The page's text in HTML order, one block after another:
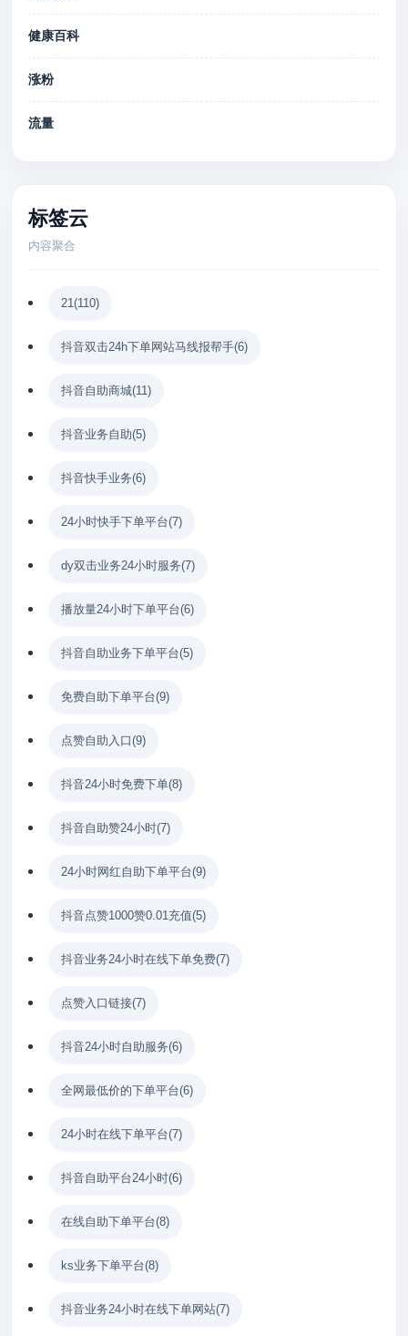
健康百科
涨粉
流量
标签云
内容聚合
21(110)
抖音双击24h下单网站马线报帮手(6)
抖音自助商城(11)
抖音业务自助(5)
抖音快手业务(6)
24小时快手下单平台(7)
dy双击业务24小时服务(7)
播放量24小时下单平台(6)
抖音自助业务下单平台(5)
免费自助下单平台(9)
点赞自助入口(9)
抖音24小时免费下单(8)
抖音自助赞24小时(7)
24小时网红自助下单平台(9)
抖音点赞1000赞0.01充值(5)
抖音业务24小时在线下单免费(7)
点赞入口链接(7)
抖音24小时自助服务(6)
全网最低价的下单平台(6)
24小时在线下单平台(7)
抖音自助平台24小时(6)
在线自助下单平台(8)
ks业务下单平台(8)
抖音业务24小时在线下单网站(7)